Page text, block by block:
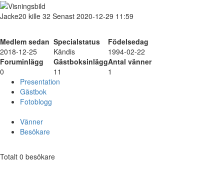
Jacke20 kille 32 Senast 2020-12-29 11:59
Medlem sedan Specialstatus
Födelsedag
2018-12-25
Kändis
1994-02-22
Foruminlägg
GästboksinläggAntal vänner
0
11
1
Presentation
Gästbok
Fotoblogg
Vänner
Besökare
Totalt 0 besökare